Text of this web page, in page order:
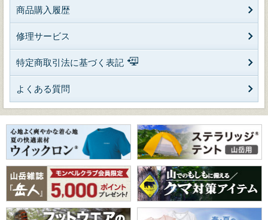
商品購入履歴
修理サービス
特定商取引法に基づく表記
よくある質問